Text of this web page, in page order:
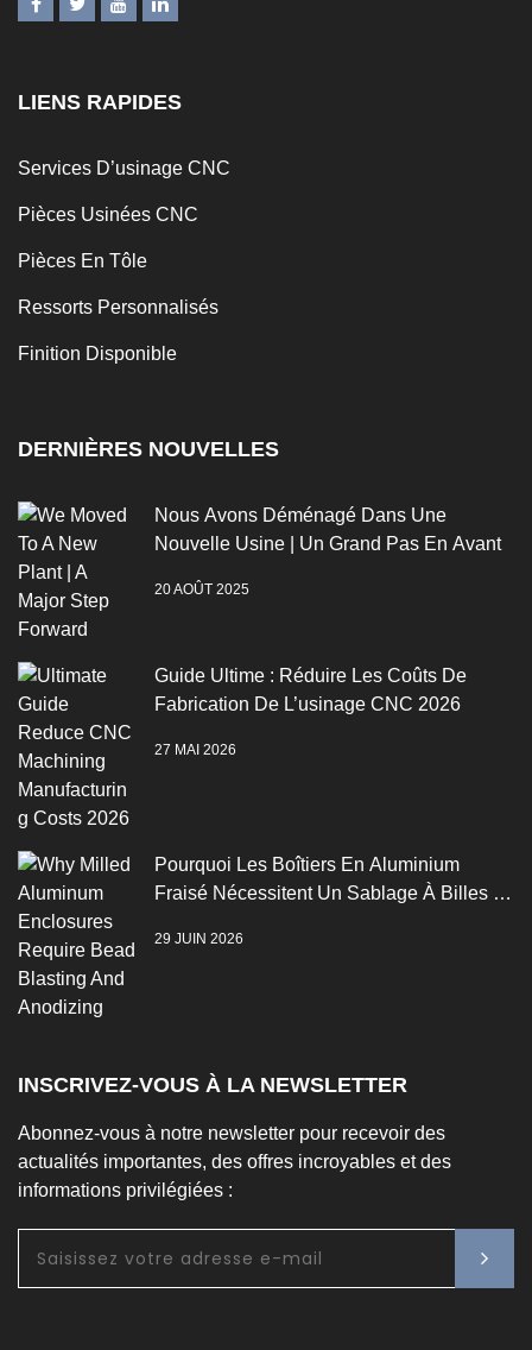
LIENS RAPIDES
Services D’usinage CNC
Pièces Usinées CNC
Pièces En Tôle
Ressorts Personnalisés
Finition Disponible
DERNIÈRES NOUVELLES
Nous Avons Déménagé Dans Une
Nouvelle Usine | Un Grand Pas En Avant
20 AOÛT 2025
Guide Ultime : Réduire Les Coûts De
Fabrication De L’usinage CNC 2026
27 MAI 2026
Pourquoi Les Boîtiers En Aluminium
Fraisé Nécessitent Un Sablage À Billes Et
29 JUIN 2026
INSCRIVEZ-VOUS À LA NEWSLETTER
Abonnez-vous à notre newsletter pour recevoir des
actualités importantes, des offres incroyables et des
informations privilégiées :